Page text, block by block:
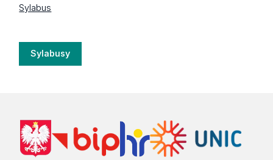
Sylabus
Sylabusy